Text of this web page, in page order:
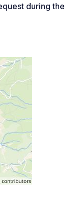
during the